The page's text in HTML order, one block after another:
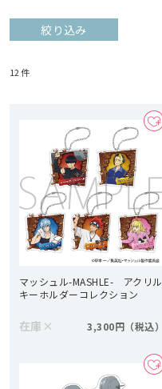
絞り込み
12件
マッシュル-MASHLE- アクリル
キーホルダーコレクション
在庫 × 3,300円